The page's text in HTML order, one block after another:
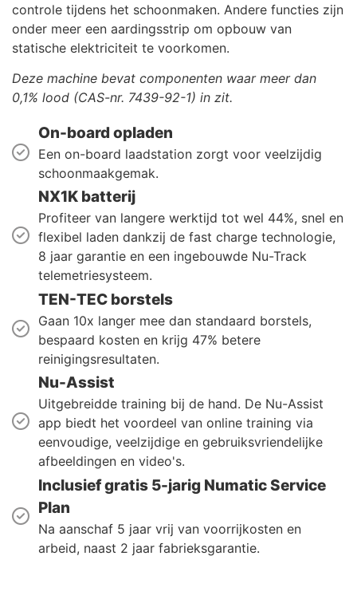
controle tijdens het schoonmaken. Andere functies zijn
onder meer een aardingsstrip om opbouw van
statische elektriciteit te voorkomen.
Deze machine bevat componenten waar meer dan
0,1% lood (CAS-nr. 7439-92-1) in zit.
On-board opladen
Een on-board laadstation zorgt voor veelzijdig
schoonmaakgemak.
NX1K batterij
Profiteer van langere werktijd tot wel 44%, snel en
flexibel laden dankzij de fast charge technologie,
8 jaar garantie en een ingebouwde Nu-Track
telemetriesysteem.
TEN-TEC borstels
Gaan 10x langer mee dan standaard borstels,
bespaard kosten en krijg 47% betere
reinigingsresultaten.
Nu-Assist
Uitgebreidde training bij de hand. De Nu-Assist
app biedt het voordeel van online training via
eenvoudige, veelzijdige en gebruiksvriendelijke
afbeeldingen en video's.
Inclusief gratis 5-jarig Numatic Service
Plan
Na aanschaf 5 jaar vrij van voorrijkosten en
arbeid, naast 2 jaar fabrieksgarantie.